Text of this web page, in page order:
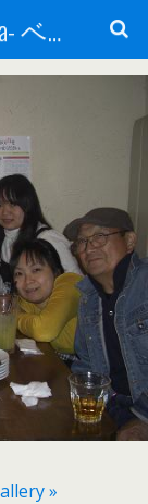
BABYFACE PLANET'S -fukuoka- ベビーフェイスプラネッツ 福岡(ベビフェ福岡)
»